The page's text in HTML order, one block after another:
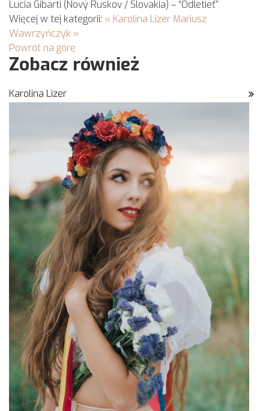
Lucia Gibarti (Nový Ruskov / Slovakia) – “Odletieť”
Więcej w tej kategorii: « Karolina Lizer Mariusz
Wawrzyńczyk »
Powrót na górę
Zobacz również
Karolina Lizer